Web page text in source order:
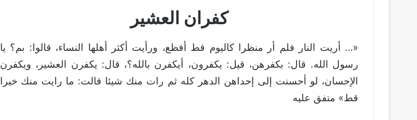
كفران العشير
«… أريت النار فلم أر منظرا كاليوم قط أفظع، ورأيت أكثر أهلها النساء، قالوا: بم؟ يا
رسول الله. قال: بكفرهن، قيل: يكفرون، أيكفرن بالله؟، قال: يكفرن العشير، ويكفرن
الإحسان، لو أحسنت إلى إحداهن الدهر كله ثم رات منك شيئا قالت: ما رايت منك خيرا
قط» متفق عليه